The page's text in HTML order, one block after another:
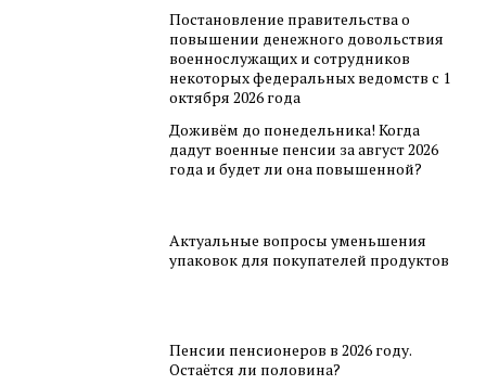
Постановление правительства о
повышении денежного довольствия
военнослужащих и сотрудников
некоторых федеральных ведомств с 1
октября 2026 года
Доживём до понедельника! Когда
дадут военные пенсии за август 2026
года и будет ли она повышенной?
Актуальные вопросы уменьшения
упаковок для покупателей продуктов
Пенсии пенсионеров в 2026 году.
Остаётся ли половина?